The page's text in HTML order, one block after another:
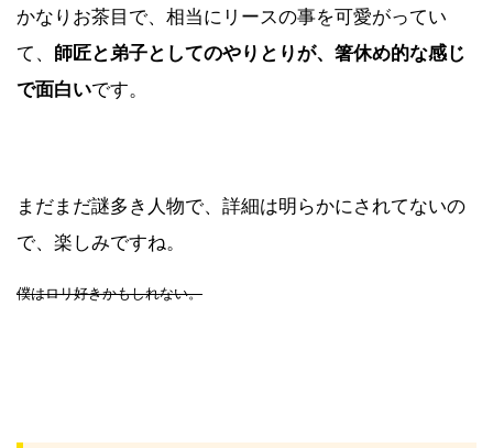
かなりお茶目で、相当にリースの事を可愛がってい
て、
師匠と弟子としてのやりとりが、箸休め的な感じ
で面白いです。
まだまだ謎多き人物で、詳細は明らかにされてないの
で、楽しみですね。
僕はロリ好きかもしれない。